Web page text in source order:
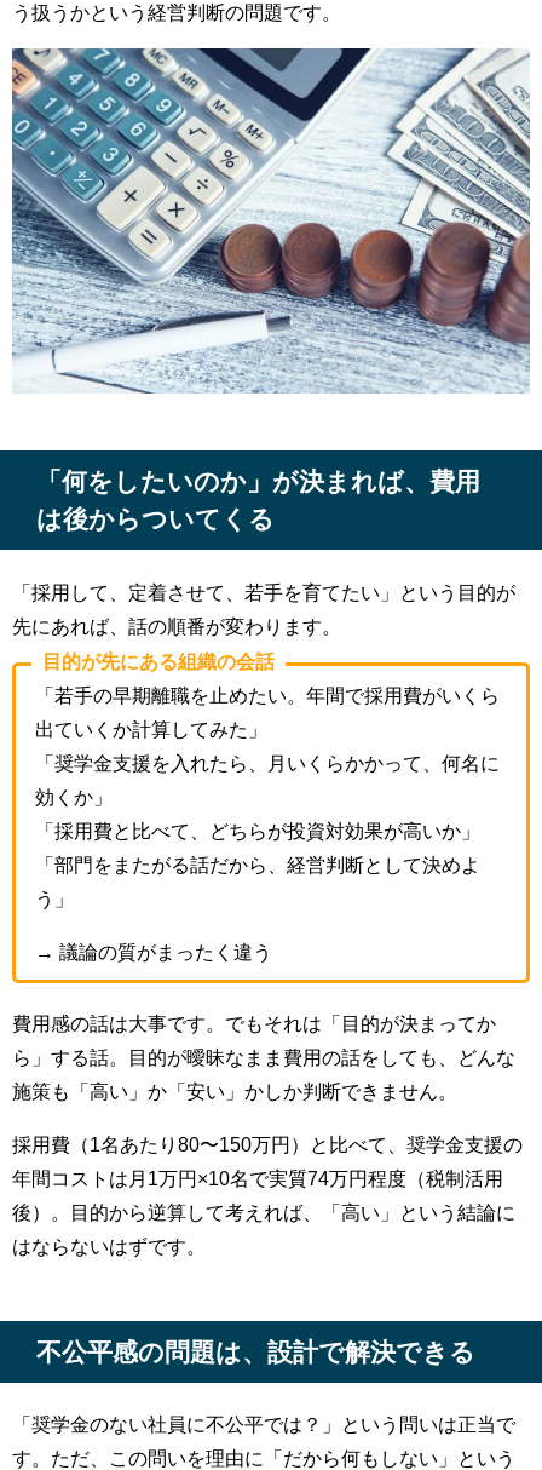
う扱うかという経営判断の問題です。
「何をしたいのか」が決まれば、費用
は後からついてくる
「採用して、定着させて、若手を育てたい」という目的が
先にあれば、話の順番が変わります。
目的が先にある組織の会話
「若手の早期離職を止めたい。年間で採用費がいくら
出ていくか計算してみた」
「奨学金支援を入れたら、月いくらかかって、何名に
効くか」
「採用費と比べて、どちらが投資対効果が高いか」
「部門をまたがる話だから、経営判断として決めよ
う」
→ 議論の質がまったく違う
費用感の話は大事です。でもそれは「目的が決まってか
ら」する話。目的が曖昧なまま費用の話をしても、どんな
施策も「高い」か「安い」かしか判断できません。
採用費（1名あたり 80〜150万円）と比べて、奨学金支援の
年間コストは月 1万円 ×10名で実質74万円程度（税制活用
後）。目的から逆算して考えれば、「高い」という結論に
はならないはずです。
不公平感の問題は、設計で解決できる
「奨学金のない社員に不公平では？」という問いは正当で
す。ただ、この問いを理由に「だから何もしない」という